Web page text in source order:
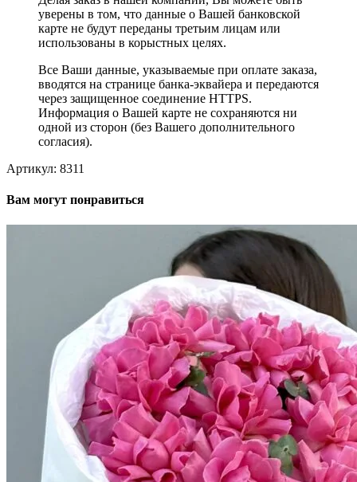
уверены в том, что данные о Вашей банковской
карте не будут переданы третьим лицам или
использованы в корыстных целях.
Все Ваши данные, указываемые при оплате заказа,
вводятся на странице банка-эквайера и передаются
через защищенное соединение HTTPS.
Информация о Вашей карте не сохраняются ни
одной из сторон (без Вашего дополнительного
согласия).
Артикул: 8311
Вам могут понравиться